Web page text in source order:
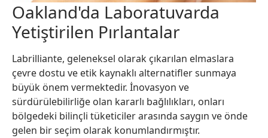
Oakland'da Laboratuvarda
Yetiştirilen Pırlantalar
Labrilliante, geleneksel olarak çıkarılan elmaslara
çevre dostu ve etik kaynaklı alternatifler sunmaya
büyük önem vermektedir. İnovasyon ve
sürdürülebilirliğe olan kararlı bağlılıkları, onları
bölgedeki bilinçli tüketiciler arasında saygın ve önde
gelen bir seçim olarak konumlandırmıştır.